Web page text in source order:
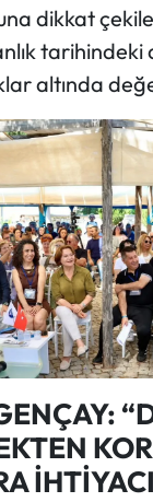
dikkat
tarihindeki
altında